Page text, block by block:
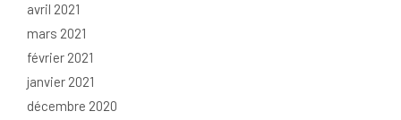
avril 2021
mars 2021
février 2021
janvier 2021
décembre 2020